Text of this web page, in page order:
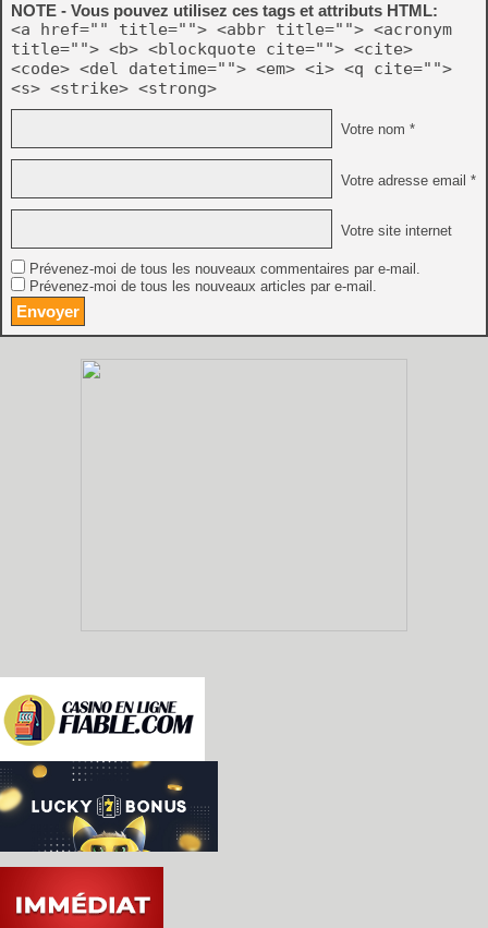
NOTE - Vous pouvez utilisez ces tags et attributs HTML:
<a href="" title=""> <abbr title=""> <acronym
title=""> <b> <blockquote cite=""> <cite>
<code> <del datetime=""> <em> <i> <q cite="">
<s> <strike> <strong>
Votre nom *
Votre adresse email *
Votre site internet
Prévenez-moi de tous les nouveaux commentaires par e-mail.
Prévenez-moi de tous les nouveaux articles par e-mail.